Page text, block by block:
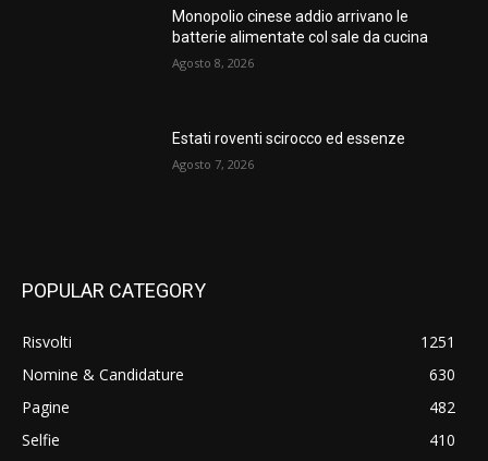
Monopolio cinese addio arrivano le
batterie alimentate col sale da cucina
Agosto 8, 2026
Estati roventi scirocco ed essenze
Agosto 7, 2026
POPULAR CATEGORY
Risvolti
1251
Nomine & Candidature
630
Pagine
482
Selfie
410